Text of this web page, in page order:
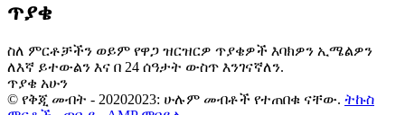
ጥያቄ
ስለ ምርቶቻችን ወይም የዋጋ ዝርዝርዎ ጥያቄዎች እባክዎን ኢሜልዎን
ለእኛ ይተውልን እና በ 24 ሰዓታት ውስጥ እንገናኛለን.
ጥያቄ አሁን
© የቅጂ መብት - 20202023: ሁሉም መብቶች የተጠበቁ ናቸው. ትኩስ